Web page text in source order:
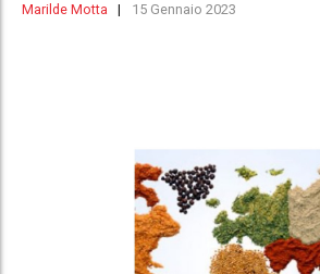
Marilde Motta 15 Gennaio 2023